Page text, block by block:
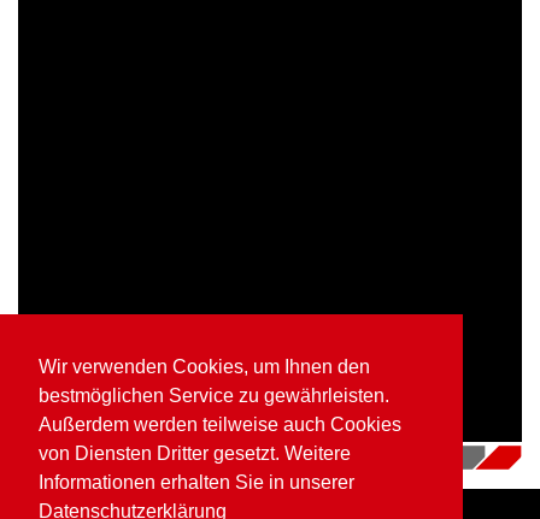
Wir verwenden Cookies, um Ihnen den
bestmöglichen Service zu gewährleisten.
Außerdem werden teilweise auch Cookies
von Diensten Dritter gesetzt. Weitere
Informationen erhalten Sie in unserer
Datenschutzerklärung
04.07.2018